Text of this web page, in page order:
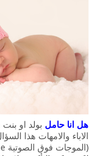
هل انا حامل بولد او
الاباء والامهات هذا
(الموجات فوق الصوتية Echographie) لـ